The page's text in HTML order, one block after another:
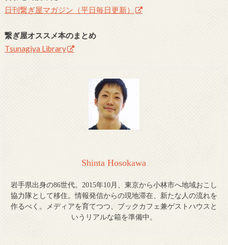
日刊繋ぎ屋マガジン（平日毎日更新）
繋ぎ屋オススメ本のまとめ
Tsunagiya Library
Shinta Hosokawa
岩手県出身の86世代。2015年10月、東京から小林市へ地域おこし
協力隊として移住。情報発信からの現地滞在、新たな人の流れを
作るべく。メディアを育てつつ、ブックカフェ兼ゲストハウスと
いうリアルな箱を準備中。